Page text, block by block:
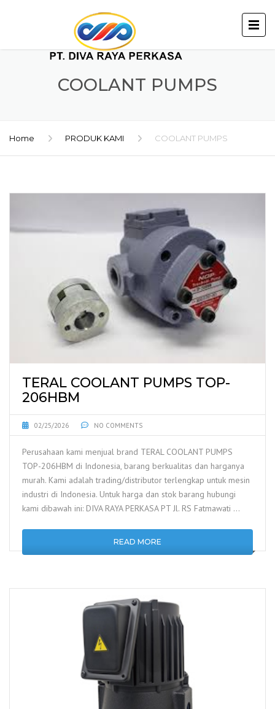
COOLANT PUMPS
Home PRODUK KAMI COOLANT PUMPS
TERAL COOLANT PUMPS TOP-
206HBM
02/25/2026 NO COMMENTS
Perusahaan kami menjual brand TERAL COOLANT PUMPS
TOP-206HBM di Indonesia, barang berkualitas dan harganya
murah. Kami adalah trading/distributor terlengkap untuk mesin
industri di Indonesia. Untuk harga dan stok barang hubungi
kami dibawah ini: DIVA RAYA PERKASA PT Jl. RS Fatmawati …
READ MORE